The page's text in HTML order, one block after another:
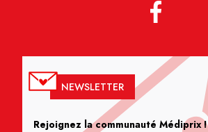
NEWSLETTER
Rejoignez la communauté Médiprix !